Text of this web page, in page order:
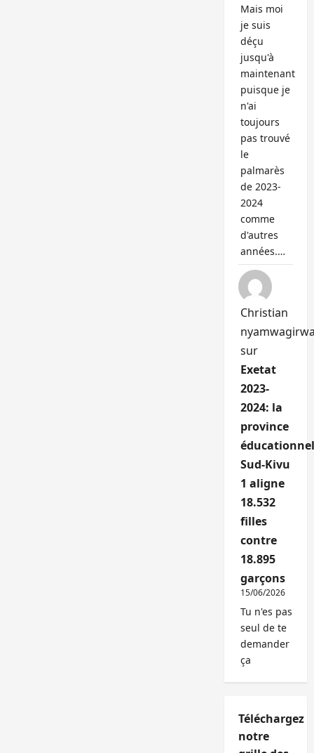
Mais moi
je suis
déçu
jusqu'à
maintenant
puisque je
n'ai
toujours
pas trouvé
le
palmarès
de 2023-
2024
comme
d'autres
années.…
Christian
sur
Exetat
2023-
2024: la
province
Sud-Kivu
1 aligne
18.532
filles
contre
18.895
garçons
15/06/2026
Tu n'es pas
seul de te
demander
ça
Téléchargez
notre